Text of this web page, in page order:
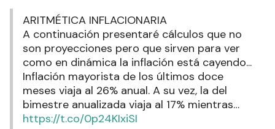
ARITMÉTICA INFLACIONARIA
A continuación presentaré cálculos que no
son proyecciones pero que sirven para ver
como en dinámica la inflación está cayendo...
Inflación mayorista de los últimos doce
meses viaja al 26% anual. A su vez, la del
bimestre anualizada viaja al 17% mientras…
https://t.co/0p24KIxiSI